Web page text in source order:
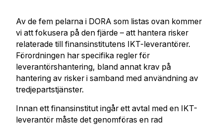
Av de fem pelarna i DORA som listas ovan kommer
vi att fokusera på den fjärde – att hantera risker
relaterade till finansinstitutens IKT-leverantörer.
Förordningen har specifika regler för
leverantörshantering, bland annat krav på
hantering av risker i samband med användning av
tredjepartstjänster.
Innan ett finansinstitut ingår ett avtal med en IKT-
leverantör måste det genomföras en rad